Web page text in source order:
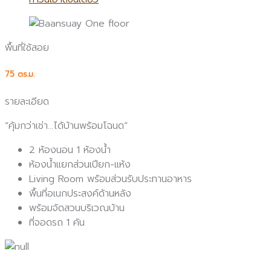
พื้นที่ใช้สอย
75 ตร.ม.
รายละเอียด
“คุ้มกว่าเช่า…ได้บ้านพร้อมโฉนด”
2 ห้องนอน 1 ห้องน้ำ
ห้องน้ำแยกส่วนเปียก-แห้ง
Living Room พร้อมส่วนรับประทานอาหาร
พื้นที่อเนกประสงค์ด้านหลัง
พร้อมจัดสวนบริเวณบ้าน
ที่จอดรถ 1 คัน